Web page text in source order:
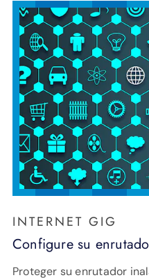
INTERNET GIG
Configure su
Proteger su enrutador